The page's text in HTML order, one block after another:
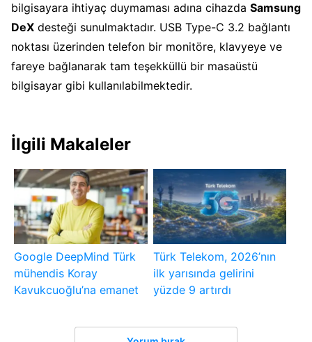
bilgisayara ihtiyaç duymaması adına cihazda Samsung
DeX desteği sunulmaktadır. USB Type-C 3.2 bağlantı
noktası üzerinden telefon bir monitöre, klavyeye ve
fareye bağlanarak tam teşekküllü bir masaüstü
bilgisayar gibi kullanılabilmektedir.
İlgili Makaleler
Google DeepMind Türk
mühendis Koray
Kavukcuoğlu’na emanet
Türk Telekom, 2026’nın
ilk yarısında gelirini
yüzde 9 artırdı